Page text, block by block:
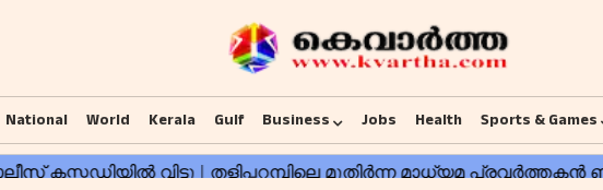
National World Kerala Gulf Business Jobs Health Sports & Games